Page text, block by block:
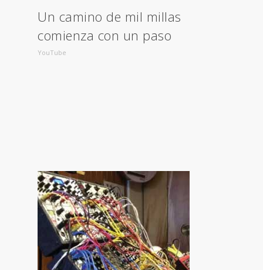
Un camino de mil millas
comienza con un paso
YouTube